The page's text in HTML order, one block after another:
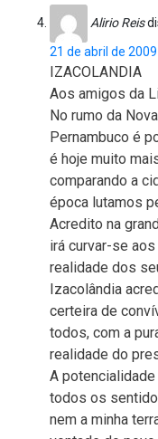
Alirio Reis
21 de abril de
IZACOLANDIA
Aos amigos da
No rumo da
Pernambuco é
é hoje muito
comparando a
época lutamos
Acredito na
irá curvar-se
realidade dos
Izacolândia
certeira de
todos, com a
realidade do
A
todos os
nem a minha